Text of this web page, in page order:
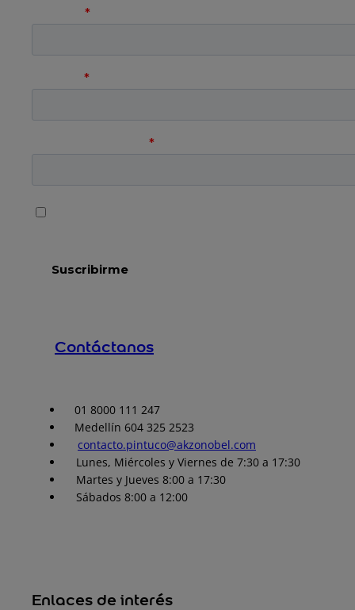
Contáctanos
01 8000 111 247
Medellín 604 325 2523
contacto.pintuco@akzonobel.com
Lunes, Miércoles y Viernes de 7:30 a 17:30
Martes y Jueves 8:00 a 17:30
Sábados 8:00 a 12:00
Enlaces de interés